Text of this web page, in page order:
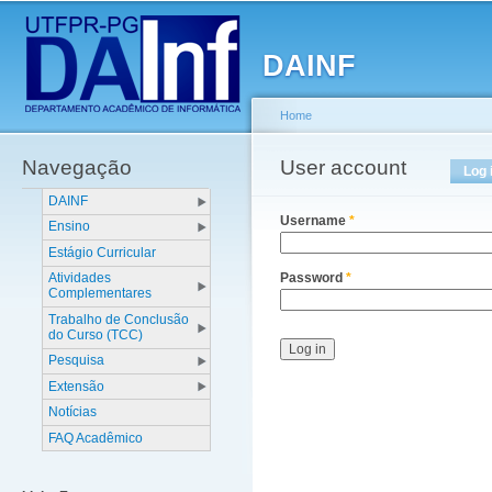
DAINF
Main menu
Navegação
DAINF
Ensino
Estágio Curricular
Atividades
Complementares
Trabalho de Conclusão
do Curso (TCC)
Pesquisa
Extensão
Notícias
FAQ Acadêmico
You are here
Home
User account
Primary tabs Log
Username *
Password *